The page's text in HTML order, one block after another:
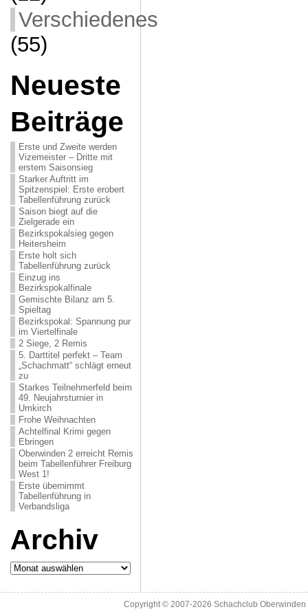
Verschiedenes
(55)
Neueste
Beiträge
Erste und Zweite werden
Vizemeister – Dritte mit
erstem Saisonsieg
Starker Auftritt im
Spitzenspiel: Erste erobert
Tabellenführung zurück
Saison biegt auf die
Zielgerade ein
Bezirkspokalsieg gegen
Heitersheim
Erste holt sich
Tabellenführung zurück
Einzug ins
Bezirkspokalfinale
Gemischte Bilanz am 5.
Spieltag
Bezirkspokal: Spannung pur
im Viertelfinale
2 Siege, 2 Remis
5. Darttitel perfekt – Team
„Schachmatt“ schlägt erneut
zu
Starkes Teilnehmerfeld beim
49. Neujahrsturnier in
Umkirch
Frohe Weihnachten
Achtelfinal Krimi gegen
Ebringen
Oberwinden 2 erreicht Remis
beim Tabellenführer Freiburg
West 1!
Erste übernimmt
Tabellenführung in
Verbandsliga
Archiv
Archiv
Copyright © 2007-2026Schachclub Oberwinden